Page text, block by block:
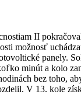
II
možnosť
panely.
minút a kolo
bez toho,
V 13. kole